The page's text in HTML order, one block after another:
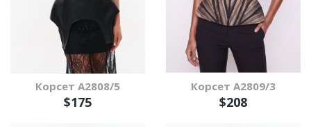
Корсет А2808/5
$175
Корсет А2809/3
$208